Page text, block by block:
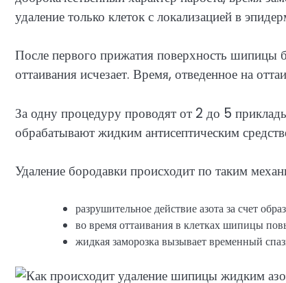
удаление только клеток с локализацией в
После первого прижатия поверхность шипицы
оттаивания исчезает. Время, отведенное на
За одну процедуру проводят от 2 до 5
обрабатывают жидким антисептическим
Удаление бородавки происходит по таким
разрушительное действие азота за счет
во время оттаивания в клетках шипицы
жидкая заморозка вызывает временный